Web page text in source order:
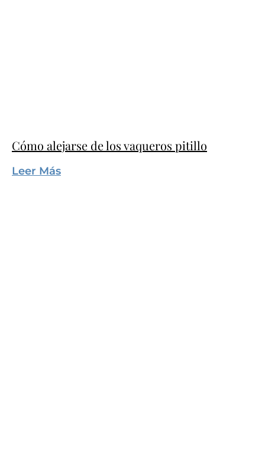
Cómo alejarse de los vaqueros pitillo
Leer Más